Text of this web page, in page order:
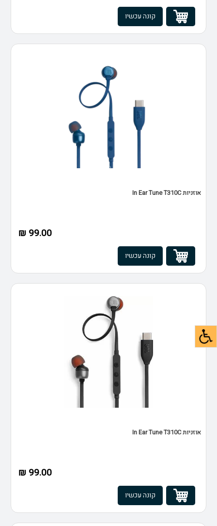
קונה עכשיו
אוזניות In Ear Tune T310C
99.00 ₪
קונה עכשיו
אוזניות In Ear Tune T310C
99.00 ₪
קונה עכשיו